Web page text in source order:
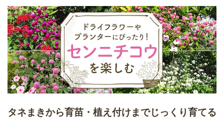
タネまきから育苗・植え付けまでじっくり育てる